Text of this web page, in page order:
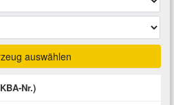
auswählen
Nr.)